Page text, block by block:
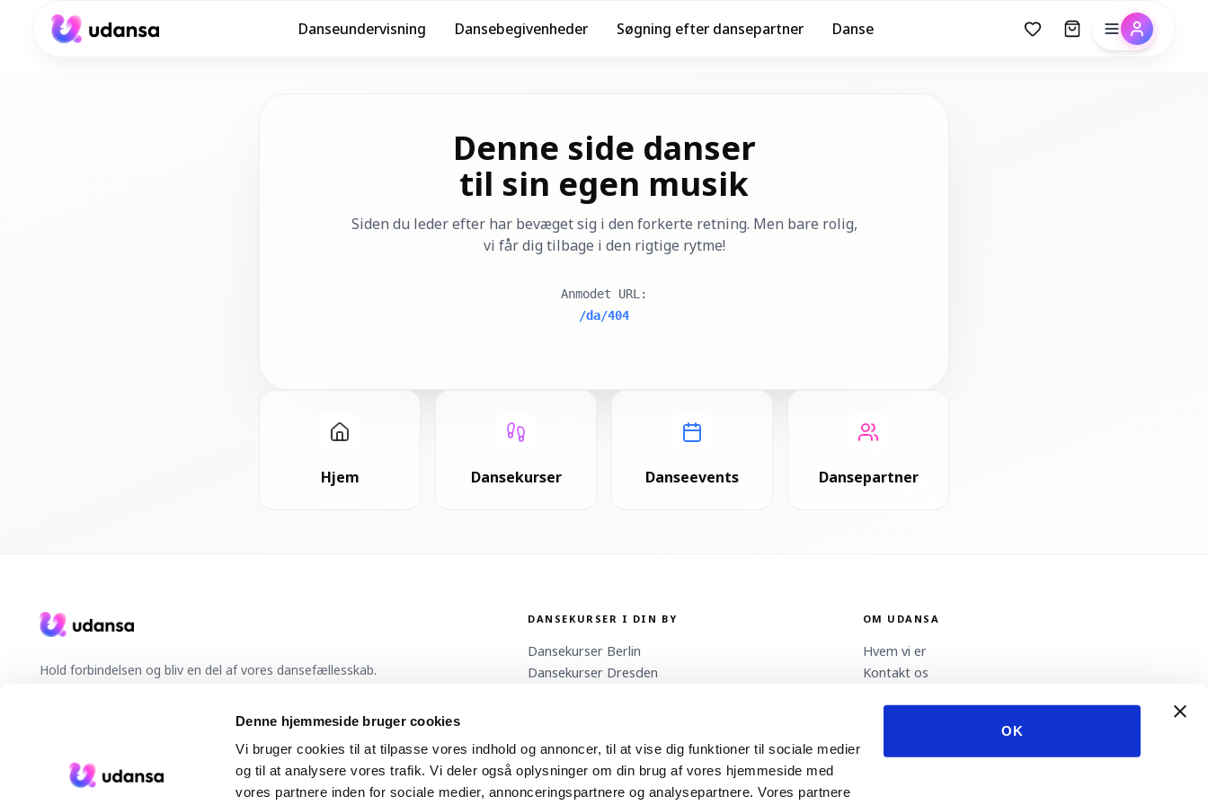
Denne hjemmeside bruger cookies
Vi bruger cookies til at tilpasse vores indhold og annoncer, til at vise dig funktioner til sociale medier
og til at analysere vores trafik. Vi deler også oplysninger om din brug af vores hjemmeside med
vores partnere inden for sociale medier, annonceringspartnere og analysepartnere. Vores partnere
OK
accessibility.skipToMainContent Danseundervisning Dansebegivenheder Søgning efter dansepartner Danse
Denne side danser
til sin egen musik
Siden du leder efter har bevæget sig i den forkerte retning. Men bare rolig,
vi får dig tilbage i den rigtige rytme!
Anmodet URL :
/da/404
Hjem Dansekurser Danseevents Dansepartner
Hold forbindelsen og bliv en del af vores dansefællesskab.
DANSEKURSER I DIN BY
Dansekurser Berlin
Dansekurser Dresden
OM UDANSA
Hvem vi er
Kontakt os